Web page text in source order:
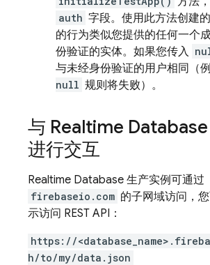
auth 字段。使用此方法创建
的行为类似您提供的任何一个
份验证的实体。如果您传入
与未经身份验证的用户相同（例
null 规则将失败）。
与 Realtime Database
进行交互
Realtime Database 生产实例可通过
firebaseio.com 的子网域访问，
示访问 REST API：
https://
h/to/my/data.json